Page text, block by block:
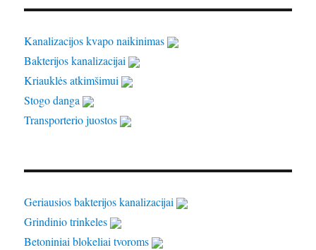
Kanalizacijos kvapo naikinimas
Bakterijos kanalizacijai
Kriauklės atkimšimui
Stogo danga
Transporterio juostos
Geriausios bakterijos kanalizacijai
Grindinio trinkeles
Betoniniai blokeliai tvoroms